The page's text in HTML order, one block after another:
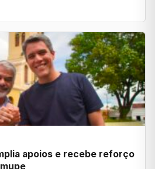
apoios e recebe reforço